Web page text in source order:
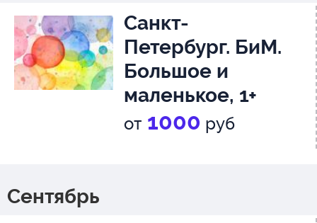
Санкт-
Петербург. БиМ.
Большое и
маленькое, 1+
от 1000 руб
Сентябрь